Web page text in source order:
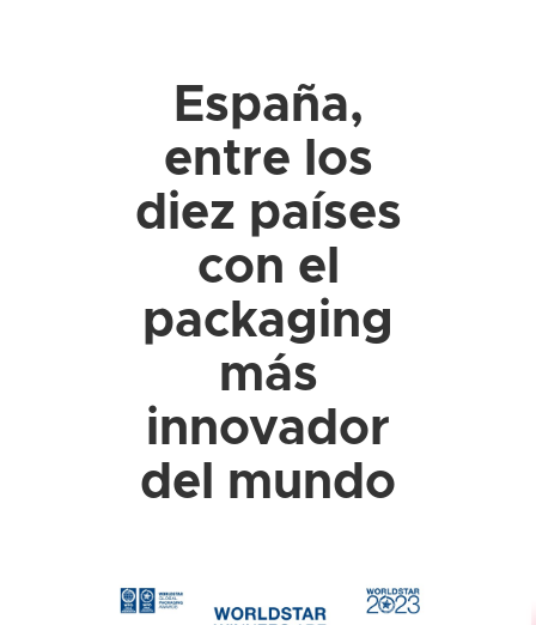
España,
entre los
diez países
con el
packaging
más
innovador
del mundo